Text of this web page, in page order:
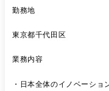
勤務地
東京都千代田区
業務内容
・日本全体のイノベーシ